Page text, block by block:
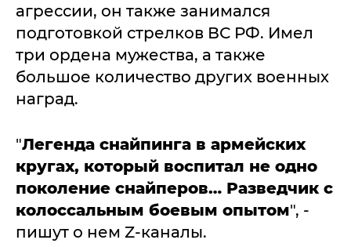
агрессии, он также занимался
подготовкой стрелков ВС РФ. Имел
три ордена мужества, а также
большое количество других военных
наград.
"Легенда снайпинга в армейских
кругах, который воспитал не одно
поколение снайперов… Разведчик с
колоссальным боевым опытом", -
пишут о нем Z-каналы.